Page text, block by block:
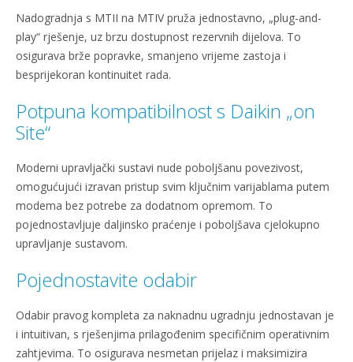
Nadogradnja s MTII na MTIV pruža jednostavno, „plug-and-
play“ rješenje, uz brzu dostupnost rezervnih dijelova. To
osigurava brže popravke, smanjeno vrijeme zastoja i
besprijekoran kontinuitet rada.
Potpuna kompatibilnost s Daikin „on
Site“
Moderni upravljački sustavi nude poboljšanu povezivost,
omogućujući izravan pristup svim ključnim varijablama putem
modema bez potrebe za dodatnom opremom. To
pojednostavljuje daljinsko praćenje i poboljšava cjelokupno
upravljanje sustavom.
Pojednostavite odabir
Odabir pravog kompleta za naknadnu ugradnju jednostavan je
i intuitivan, s rješenjima prilagođenim specifičnim operativnim
zahtjevima. To osigurava nesmetan prijelaz i maksimizira